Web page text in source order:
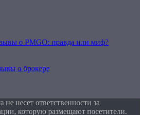
о PMGO: правда или миф?
о брокере
несет ответственности за
которую размещают посетители.